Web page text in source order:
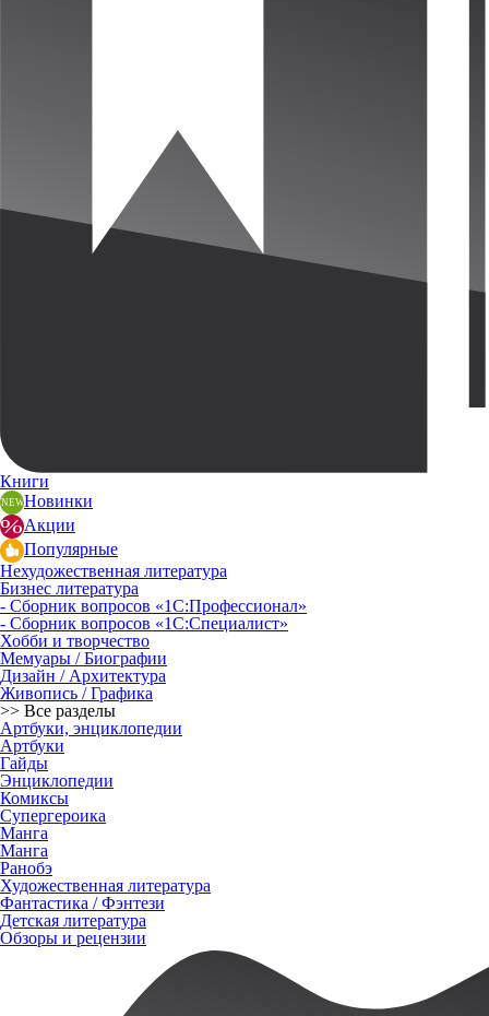
Книги
Новинки
Акции
Популярные
Нехудожественная литература
Бизнес литература
- Сборник вопросов «1С:Профессионал»
- Сборник вопросов «1С:Специалист»
Хобби и творчество
Мемуары / Биографии
Дизайн / Архитектура
Живопись / Графика
>> Все разделы
Артбуки, энциклопедии
Артбуки
Гайды
Энциклопедии
Комиксы
Супергероика
Манга
Манга
Ранобэ
Художественная литература
Фантастика / Фэнтези
Детская литература
Обзоры и рецензии